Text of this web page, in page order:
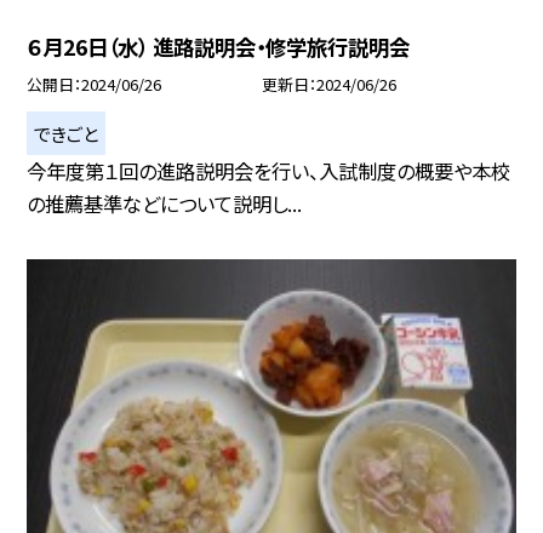
６月26日（水） 進路説明会・修学旅行説明会
公開日 2024/06/26 更新日 2024/06/26
できごと
今年度第１回の進路説明会を行い、入試制度の概要や本校
の推薦基準などについて説明し...